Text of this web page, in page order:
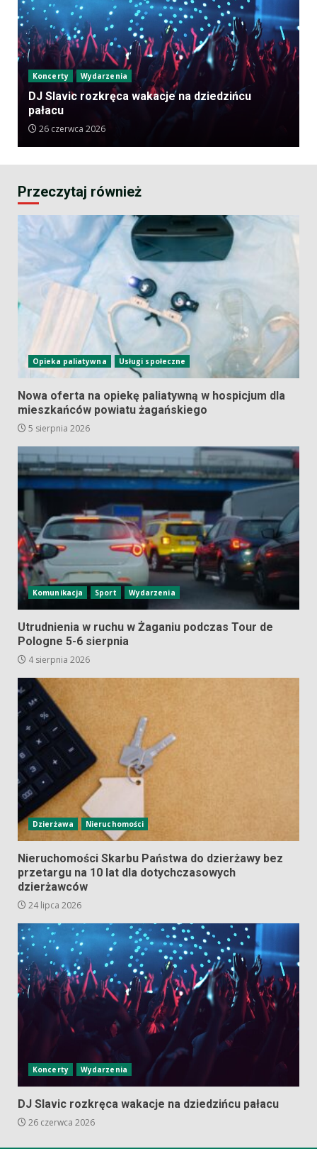
Koncerty Wydarzenia
DJ Slavic rozkręca wakacje na dziedzińcu
pałacu
26 czerwca 2026
Przeczytaj również
Opieka paliatywna Usługi społeczne
Nowa oferta na opiekę paliatywną w hospicjum dla
mieszkańców powiatu żagańskiego
5 sierpnia 2026
Komunikacja Sport Wydarzenia
Utrudnienia w ruchu w Żaganiu podczas Tour de
Pologne 5-6 sierpnia
4 sierpnia 2026
Dzierżawa Nieruchomości
Nieruchomości Skarbu Państwa do dzierżawy bez
przetargu na 10 lat dla dotychczasowych
dzierżawców
24 lipca 2026
Koncerty Wydarzenia
DJ Slavic rozkręca wakacje na dziedzińcu pałacu
26 czerwca 2026